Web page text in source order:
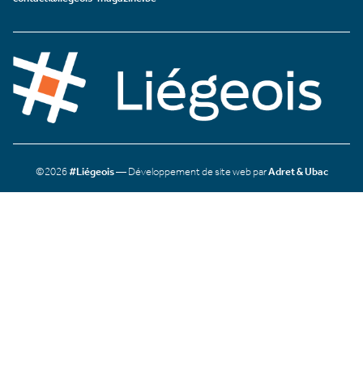
©2026#Liégeois— Développement de site web parAdret & Ubac